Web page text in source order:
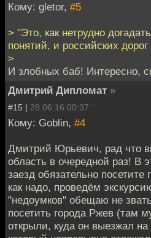
Кому: gletor, #5
> "Это, как нетрудно
понятий, и российских дорог
>
И злобных баб! Интересно,
Дмитрий Дипломат »
#15 | 28.06.16 00:37
Кому: Goblin, #4
Дмитрий Юрьевич, рад что
область в очередной раз! В
заезд обязательно
как надо, проведём
"недоумков" обещаю не
посетить города Ржев (там
открыли, куда он выезжал